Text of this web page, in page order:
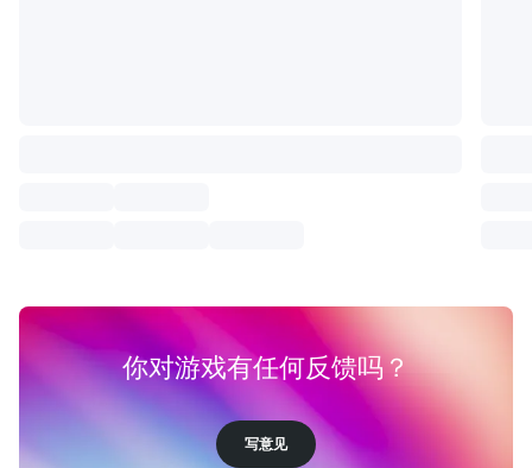
你对游戏有任何反馈吗？
写意见